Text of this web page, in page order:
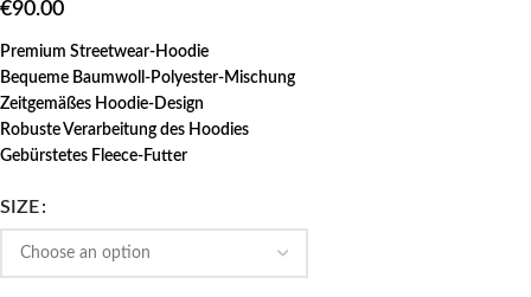
€90.00
Premium Streetwear-Hoodie
Bequeme Baumwoll-Polyester-Mischung
Zeitgemäßes Hoodie-Design
Robuste Verarbeitung des Hoodies
Gebürstetes Fleece-Futter
SIZE